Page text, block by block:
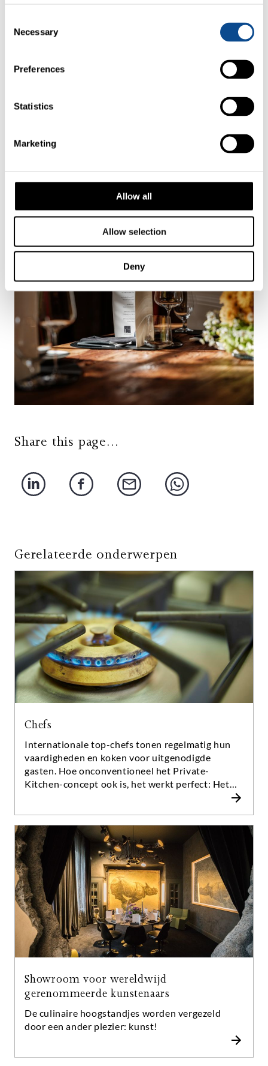
Selection
Necessary
Preferences
Statistics
Marketing
Allow all
Allow selection
Deny
Share this page...
Gerelateerde onderwerpen
Chefs
Internationale top-chefs tonen regelmatig hun
vaardigheden en koken voor uitgenodigde
gasten. Hoe onconventioneel het Private-
Kitchen-concept ook is, het werkt perfect: Het
contact tussen de genodigden, maar ook met de
persoonlijk.
Showroom voor wereldwijd
gerenommeerde kunstenaars
De culinaire hoogstandjes worden vergezeld
door een ander plezier: kunst!